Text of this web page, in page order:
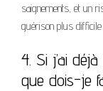
saignements, et un
guérison plus difficile
4. Si j’ai
que dois-je